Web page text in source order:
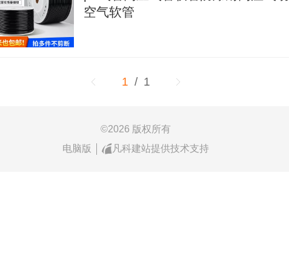
空气软管
1 / 1
©2026 版权所有
电脑版
凡科建站提供技术支持